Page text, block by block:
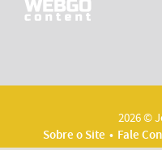
2026 ©
Sobre o Site
Fale